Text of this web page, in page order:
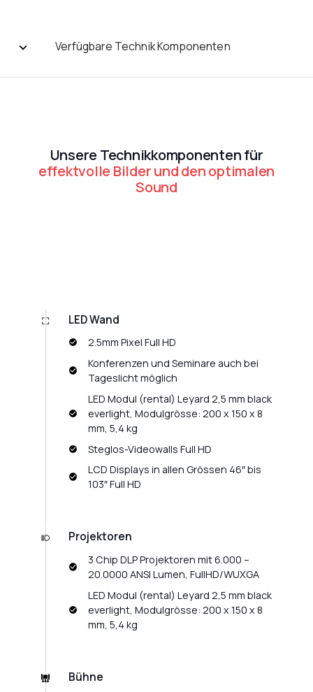
Verfügbare Technik Komponenten
Unsere Technikkomponenten für
effektvolle Bilder und den optimalen
Sound
LED Wand
2.5mm Pixel Full HD
Konferenzen und Seminare auch bei
Tageslicht möglich
LED Modul (rental) Leyard 2,5 mm black
everlight, Modulgrösse: 200 x 150 x 8
mm, 5,4 kg
Steglos-Videowalls Full HD
LCD Displays in allen Grössen 46″ bis
103″ Full HD
Projektoren
3 Chip DLP Projektoren mit 6.000 –
20.0000 ANSI Lumen, FullHD/WUXGA
LED Modul (rental) Leyard 2,5 mm black
everlight, Modulgrösse: 200 x 150 x 8
mm, 5,4 kg
Bühne